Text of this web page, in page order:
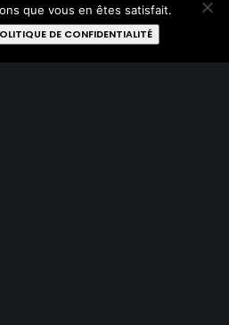
que vous en êtes satisfait.
DE CONFIDENTIALITÉ